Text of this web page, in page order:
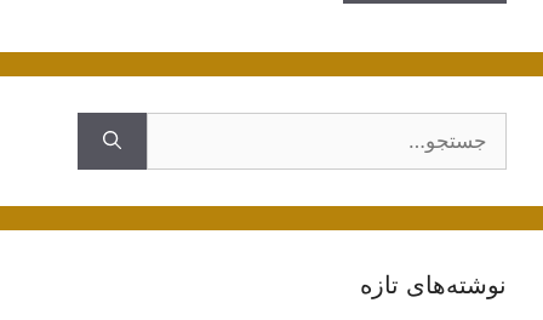
نوشته‌های تازه